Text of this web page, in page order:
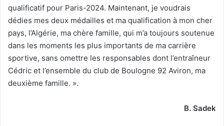
qualificatif pour Paris-2024. Maintenant, je voudrais
dédies mes deux médailles et ma qualification à mon cher
pays, l’Algérie, ma chère famille, qui m’a toujours soutenue
dans les moments les plus importants de ma carrière
sportive, sans omettre les responsables dont l’entraîneur
Cédric et l’ensemble du club de Boulogne 92 Aviron, ma
deuxième famille. ».
B. Sadek